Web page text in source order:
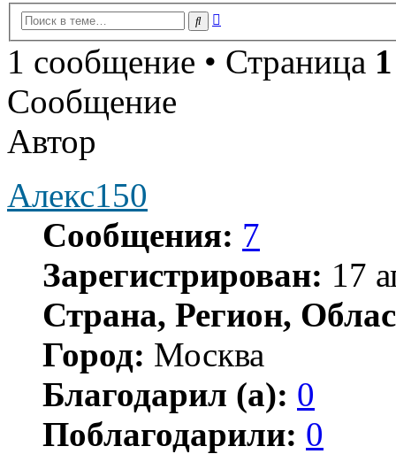
Поиск
1 сообщение • Страница 1
Сообщение
Автор
Алекс150
Сообщения: 7
Зарегистрирован: 17
Страна, Регион,
Город: Москва
Благодарил (а): 0
Поблагодарили: 0